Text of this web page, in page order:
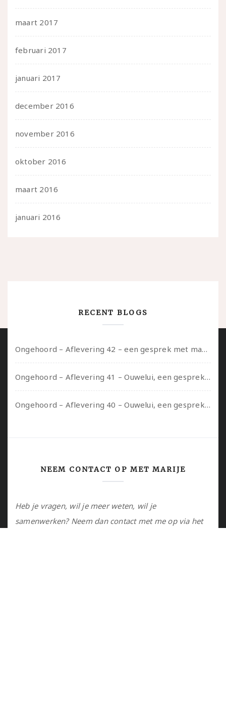
maart 2017
februari 2017
januari 2017
december 2016
november 2016
oktober 2016
maart 2016
januari 2016
RECENT BLOGS
Ongehoord – Aflevering 42 – een gesprek met marijn over seksueel opbloeien, het ouderschap uitvinden en verschillende leeftijden in je mee dragen
Ongehoord – Aflevering 41 – Ouwelui, een gesprek met Marcelle over polyamorie op latere leeftijd, (mantel)zorg voor je partners en seksueel plezier.
Ongehoord – Aflevering 40 – Ouwelui, een gesprek met Sadie Lune over vormende relaties en de geschiedenis van de queer pornobeweging
NEEM CONTACT OP MET MARIJE
Heb je vragen, wil je meer weten, wil je
samenwerken? Neem dan contact met me op via het